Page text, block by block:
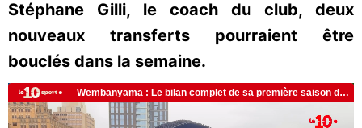
Stéphane Gilli, le coach du club, deux
nouveaux transferts pourraient être
bouclés dans la semaine.